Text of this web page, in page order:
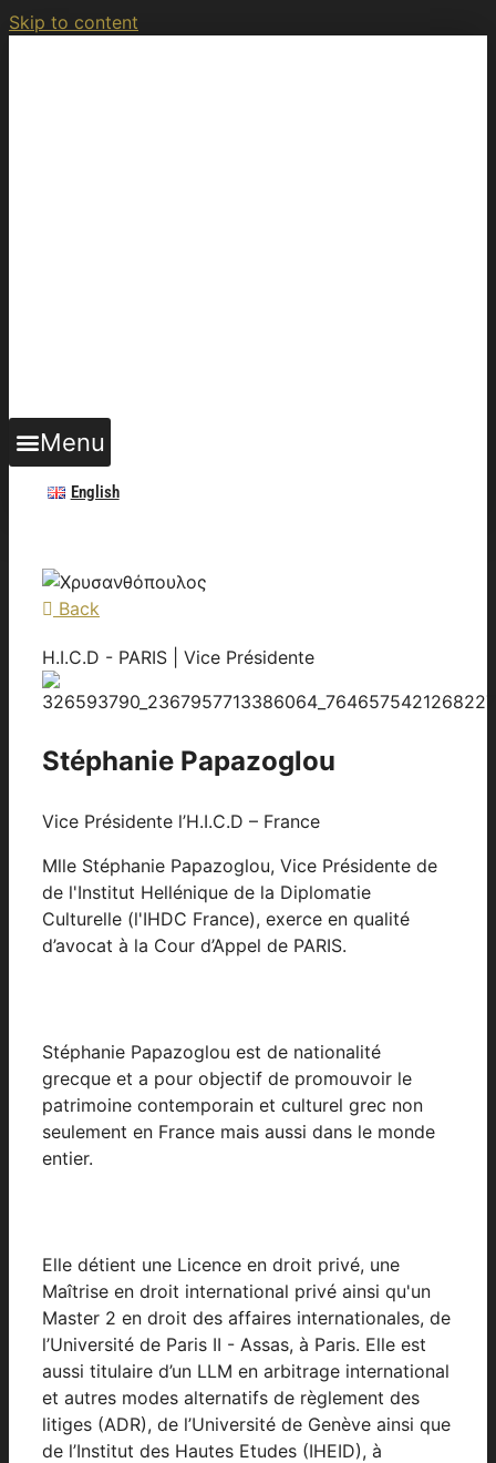
Skip to content
Menu
English
Back
H.I.C.D - PARIS | Vice Présidente
Stéphanie Papazoglou
Vice Présidente l’H.I.C.D – France
Mlle Stéphanie Papazoglou, Vice Présidente de
de l'Institut Hellénique de la Diplomatie
Culturelle (l'IHDC France), exerce en qualité
d’avocat à la Cour d’Appel de PARIS.
Stéphanie Papazoglou est de nationalité
grecque et a pour objectif de promouvoir le
patrimoine contemporain et culturel grec non
seulement en France mais aussi dans le monde
entier.
Elle détient une Licence en droit privé, une
Maîtrise en droit international privé ainsi qu'un
Master 2 en droit des affaires internationales, de
l’Université de Paris II - Assas, à Paris. Elle est
aussi titulaire d’un LLM en arbitrage international
et autres modes alternatifs de règlement des
litiges (ADR), de l’Université de Genève ainsi que
de l’Institut des Hautes Etudes (IHEID), à